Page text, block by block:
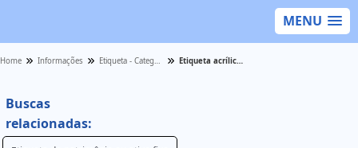
MENU
Home Informações Etiqueta - Categoria Etiqueta acrílica sob medida sp
Buscas
relacionadas: